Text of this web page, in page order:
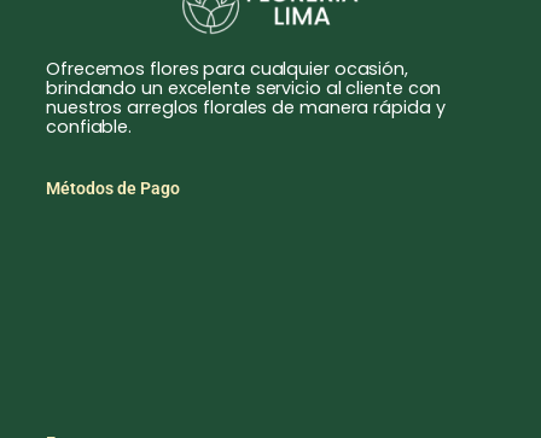
Ofrecemos flores para cualquier ocasión,
brindando un excelente servicio al cliente con
nuestros arreglos florales de manera rápida y
confiable.
Métodos de Pago